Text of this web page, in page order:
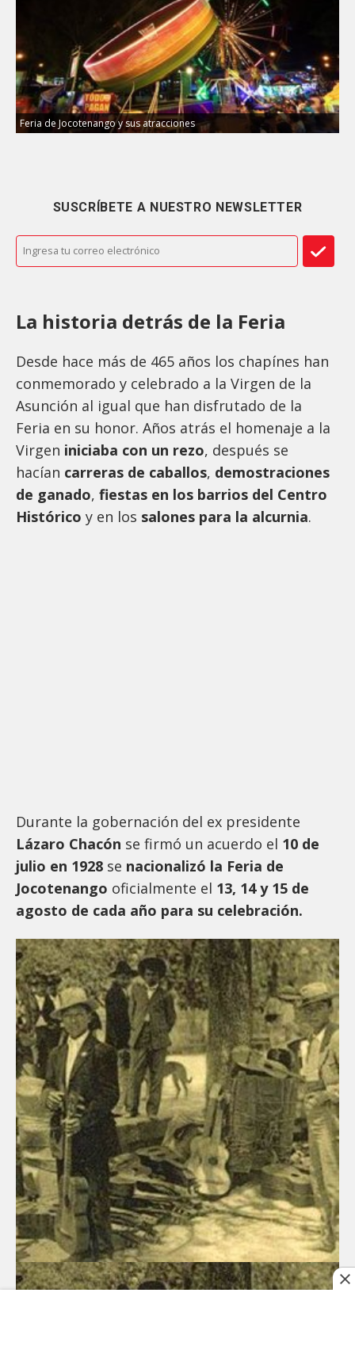
Feria de Jocotenango y sus atracciones
SUSCRÍBETE A NUESTRO NEWSLETTER
La historia detrás de la Feria
Desde hace más de 465 años los chapínes han
conmemorado y celebrado a la Virgen de la
Asunción al igual que han disfrutado de la
Feria en su honor. Años atrás el homenaje a la
Virgen iniciaba con un rezo, después se
hacían carreras de caballos, demostraciones
de ganado, fiestas en los barrios del Centro
Histórico y en los salones para la alcurnia.
Durante la gobernación del ex presidente
Lázaro Chacón se firmó un acuerdo el 10 de
julio en 1928 se nacionalizó la Feria de
Jocotenango oficialmente el 13, 14 y 15 de
agosto de cada año para su celebración.